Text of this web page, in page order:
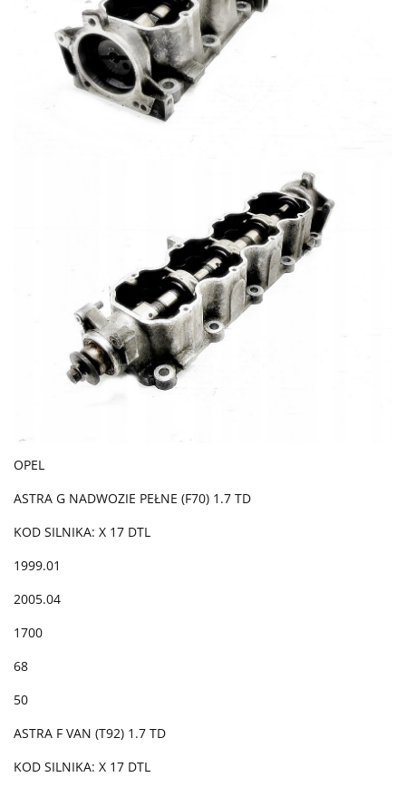
OPEL
ASTRA G NADWOZIE PEŁNE (F70) 1.7 TD
KOD SILNIKA: X 17 DTL
1999.01
2005.04
1700
68
50
ASTRA F VAN (T92) 1.7 TD
KOD SILNIKA: X 17 DTL